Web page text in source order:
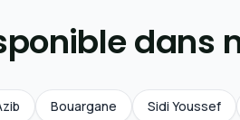
dans
Bouargane Sidi Youssef